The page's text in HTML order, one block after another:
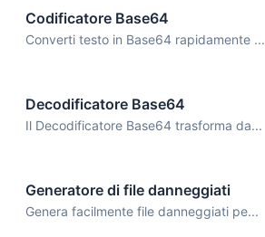
Codificatore Base64
Converti testo in Base64 rapidamente ...
Decodificatore Base64
Il Decodificatore Base64 trasforma da...
Generatore di file danneggiati
Genera facilmente file danneggiati pe...